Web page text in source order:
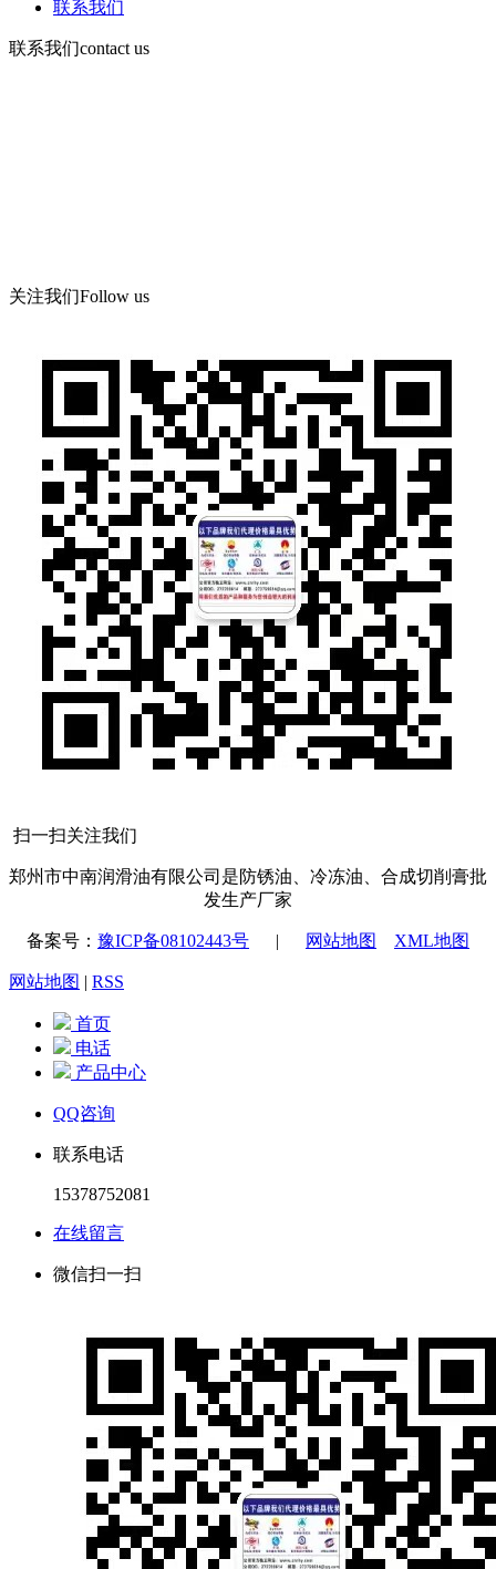
联系我们
联系我们contact us
关注我们Follow us
扫一扫关注我们
郑州市中南润滑油有限公司是防锈油、冷冻油、合成切削膏批
发生产厂家
备案号： 豫ICP备08102443号 | 网站地图 XML地图
网站地图 | RSS
首页
电话
产品中心
QQ咨询
联系电话
15378752081
在线留言
微信扫一扫